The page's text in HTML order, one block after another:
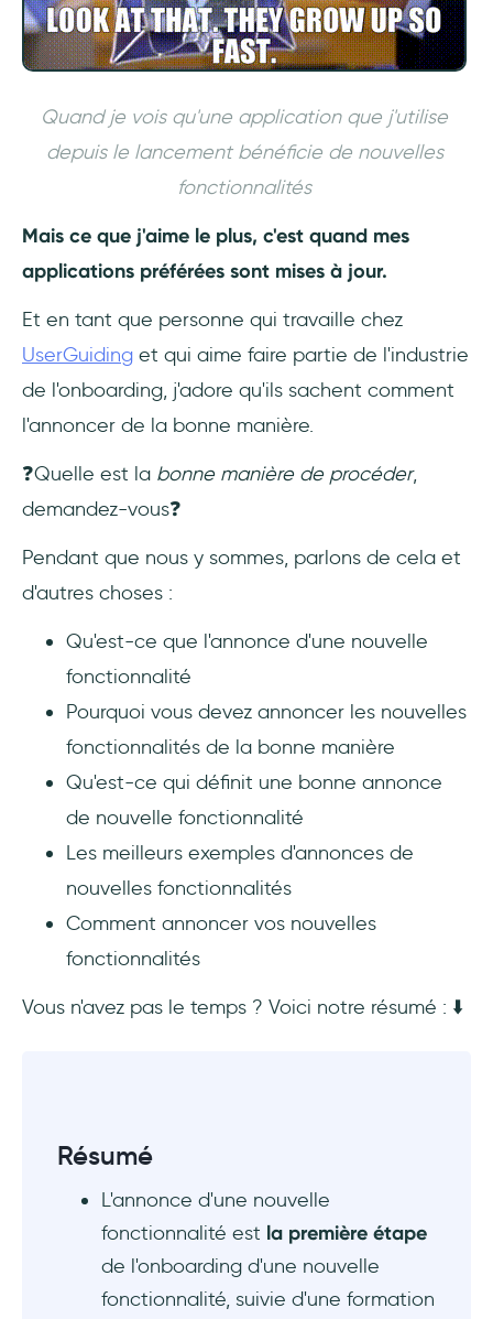
2- Faire des recherches
3- Utiliser les bons produits
Annoncer les fonctionnalités comme un pro :
avec UserGuiding 🚀
👉 Testez UserGuiding GRATUITEMENT 👈
moment
Conclusion
Questions Fréquentes
fonctionnalité est-elle importante ?
fonctionnalité ?
fonctionnalité ?
Quand je vois qu'une application que j'utilise
depuis le lancement bénéficie de nouvelles
fonctionnalités
Mais ce que j'aime le plus, c'est quand mes
applications préférées sont mises à jour.
Et en tant que personne qui travaille chez
UserGuiding et qui aime faire partie de l'industrie
de l'onboarding, j'adore qu'ils sachent comment
l'annoncer de la bonne manière.
❓Quelle est la bonne manière de procéder,
demandez-vous❓
Pendant que nous y sommes, parlons de cela et
d'autres choses :
Qu'est-ce que l'annonce d'une nouvelle
fonctionnalité
Pourquoi vous devez annoncer les nouvelles
fonctionnalités de la bonne manière
Qu'est-ce qui définit une bonne annonce
de nouvelle fonctionnalité
Les meilleurs exemples d'annonces de
nouvelles fonctionnalités
Comment annoncer vos nouvelles
fonctionnalités
Vous n'avez pas le temps ? Voici notre résumé : ⬇️
Résumé
L'annonce d'une nouvelle
fonctionnalité est la première étape
de l'onboarding d'une nouvelle
fonctionnalité, suivie d'une formation